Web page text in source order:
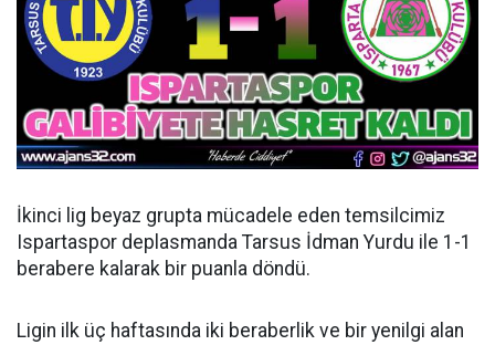
İkinci lig beyaz grupta mücadele eden temsilcimiz
Ispartaspor deplasmanda Tarsus İdman Yurdu ile 1-1
berabere kalarak bir puanla döndü.
Ligin ilk üç haftasında iki beraberlik ve bir yenilgi alan